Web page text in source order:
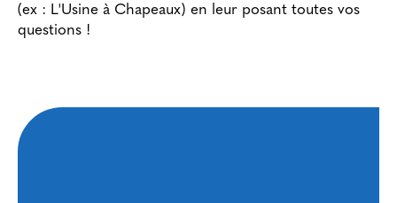
(ex : L'Usine à Chapeaux) en leur posant toutes vos
questions !